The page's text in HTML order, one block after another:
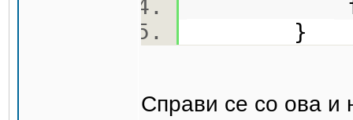
}
Справи се со ова и